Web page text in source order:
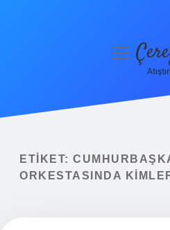
Yasal Uyarı
menüyü
ETIKET:
ORKESTASINDA